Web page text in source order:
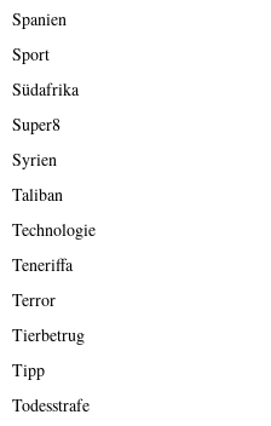
Spanien
Sport
Südafrika
Super8
Syrien
Taliban
Technologie
Teneriffa
Terror
Tierbetrug
Tipp
Todesstrafe